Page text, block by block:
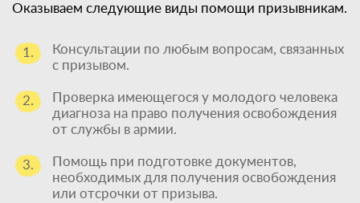
Оказываем следующие виды помощи призывникам.
1.
Консультации по любым вопросам, связанных
с призывом.
2.
Проверка имеющегося у молодого человека
диагноза на право получения освобождения
от службы в армии.
3.
Помощь при подготовке документов,
необходимых для получения освобождения
или отсрочки от призыва.